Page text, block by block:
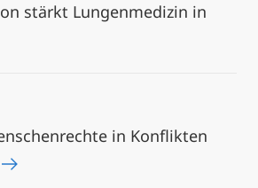
stärkt Lungenmedizin in
in Konflikten